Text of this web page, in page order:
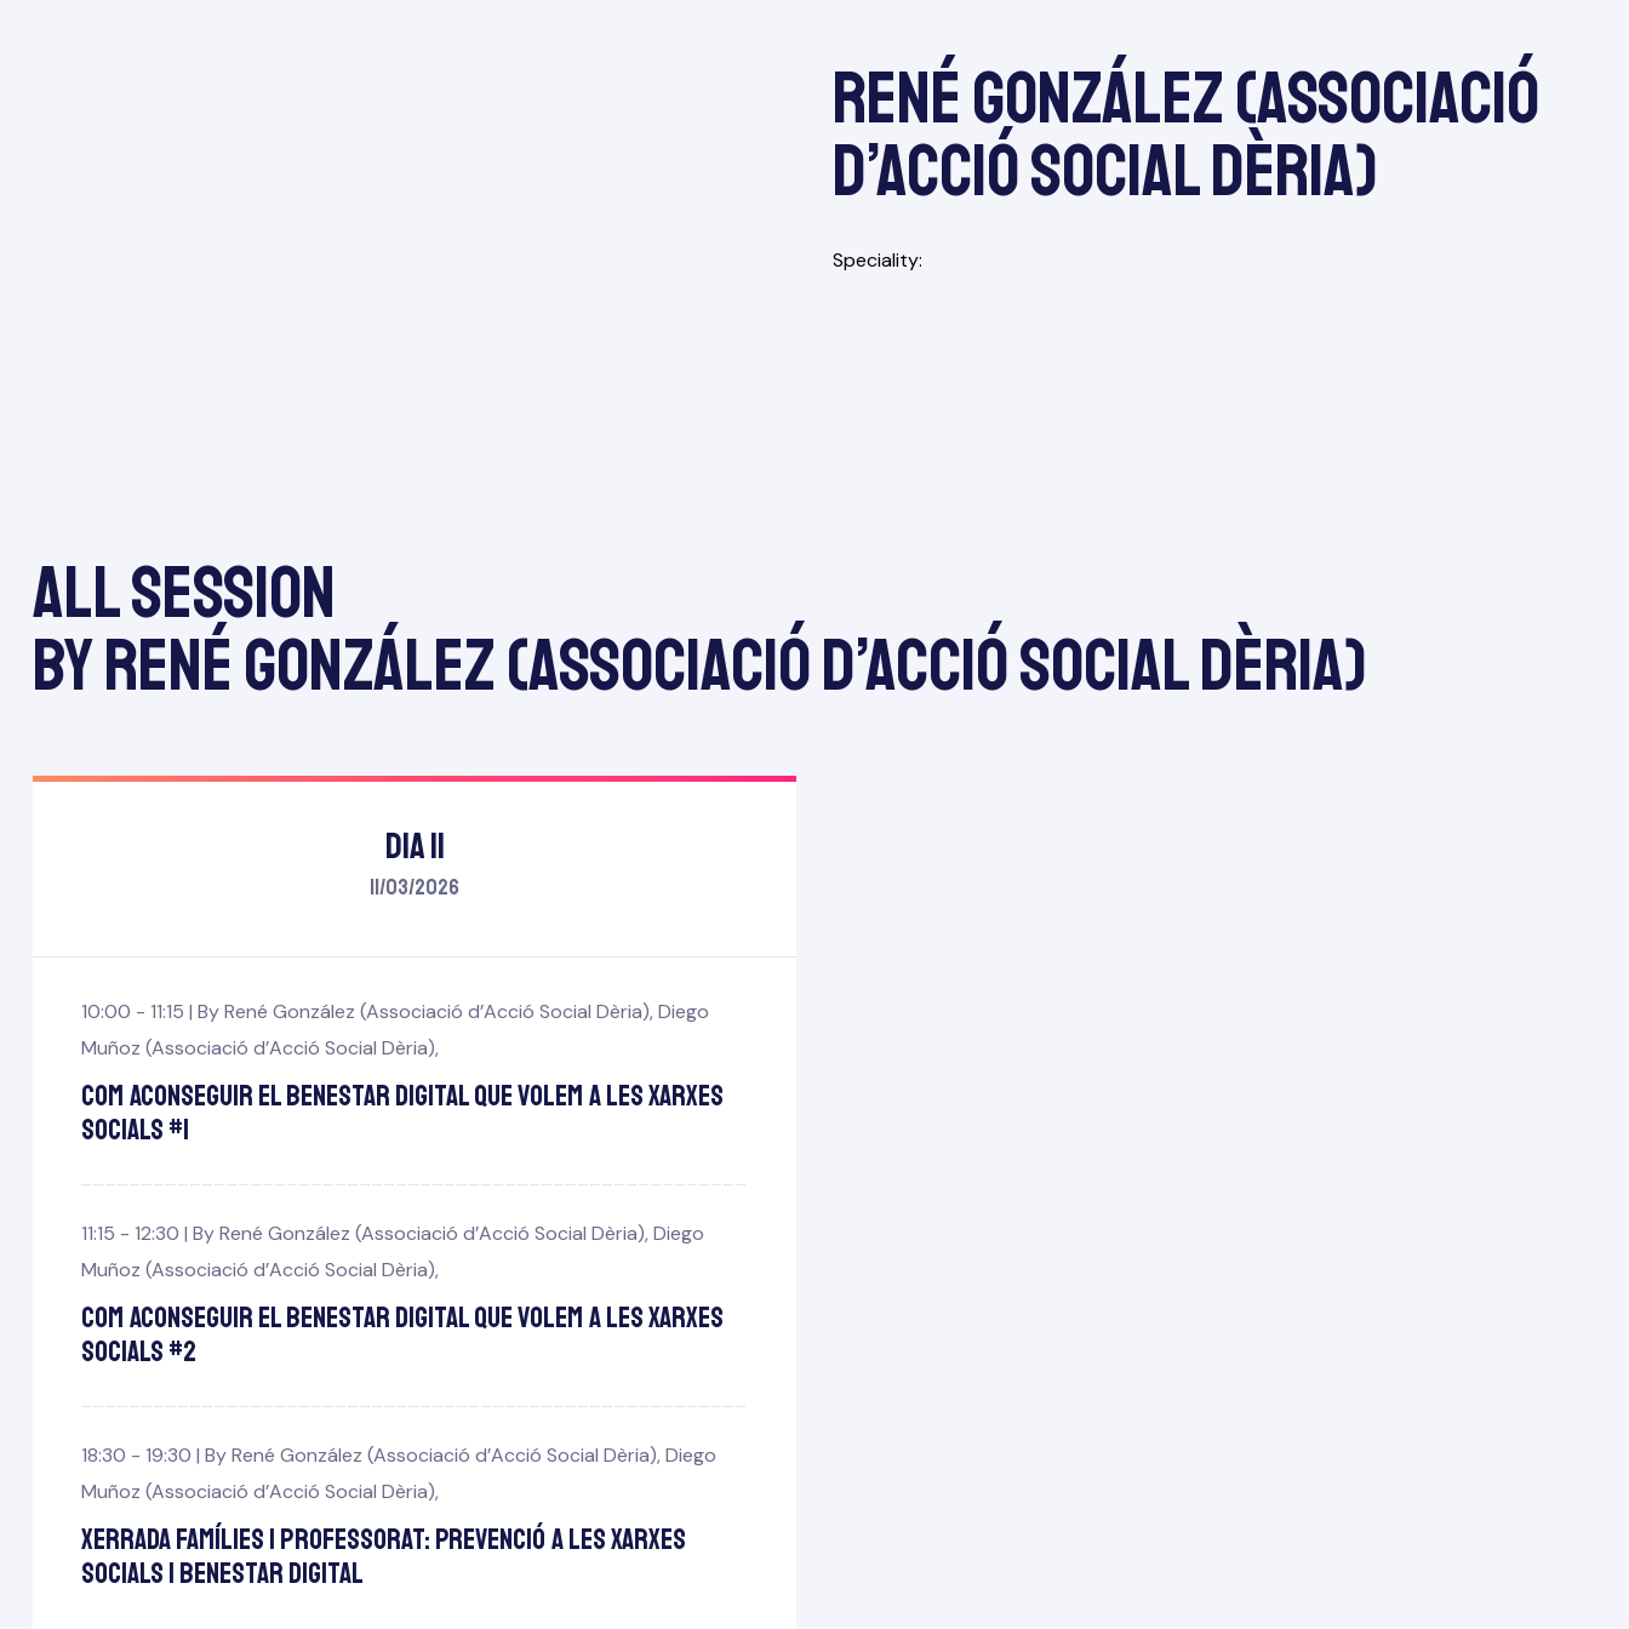
René González (Associació
d’Acció Social Dèria)
Speciality
All session
by René González (Associació d’Acció Social Dèria)
Dia 11
11/03/2026
10:00 - 11:15 | ByRené González (Associació d’Acció Social Dèria), Diego
Muñoz (Associació d’Acció Social Dèria),
Com aconseguir el benestar digital que volem a les xarxes
socials #1
11:15 - 12:30 | ByRené González (Associació d’Acció Social Dèria), Diego
Muñoz (Associació d’Acció Social Dèria),
Com aconseguir el benestar digital que volem a les xarxes
socials #2
18:30 - 19:30 | ByRené González (Associació d’Acció Social Dèria), Diego
Muñoz (Associació d’Acció Social Dèria),
Xerrada famílies i professorat: Prevenció a les xarxes
socials i benestar digital